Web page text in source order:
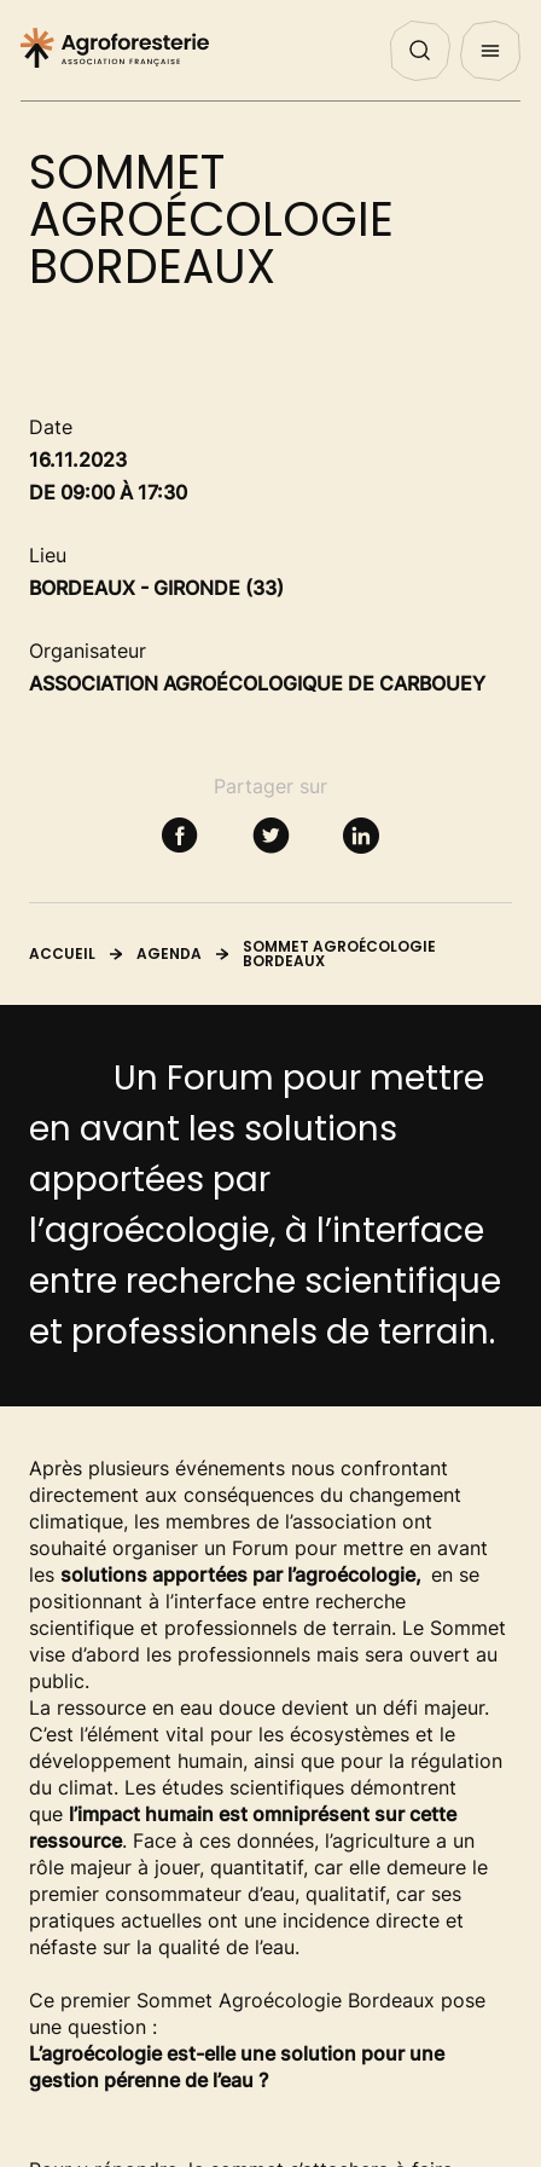
Nos Actualités English
QUI SOMMES NOUS ?
NOS ACTIONS
PROJETS
AGIR
SE FORMER
RESSOURCES
SOMMET
AGROÉCOLOGIE
BORDEAUX
Date
16.11.2023
DE 09:00 À 17:30
Lieu
BORDEAUX - GIRONDE (33)
Organisateur
ASSOCIATION AGROÉCOLOGIQUE DE CARBOUEY
Partager sur
ACCUEIL AGENDA SOMMET AGROÉCOLOGIE
BORDEAUX
Un Forum pour mettre
en avant les solutions
apportées par
l’agroécologie, à l’interface
entre recherche scientifique
et professionnels de terrain.
Après plusieurs événements nous confrontant
directement aux conséquences du changement
climatique, les membres de l’association ont
souhaité organiser un Forum pour mettre en avant
les solutions apportées par l’agroécologie, en se
positionnant à l’interface entre recherche
scientifique et professionnels de terrain. Le Sommet
vise d’abord les professionnels mais sera ouvert au
public.
La ressource en eau douce devient un défi majeur.
C’est l’élément vital pour les écosystèmes et le
développement humain, ainsi que pour la régulation
du climat. Les études scientifiques démontrent
que l’impact humain est omniprésent sur cette
ressource. Face à ces données, l’agriculture a un
rôle majeur à jouer, quantitatif, car elle demeure le
premier consommateur d’eau, qualitatif, car ses
pratiques actuelles ont une incidence directe et
néfaste sur la qualité de l’eau.
Ce premier Sommet Agroécologie Bordeaux pose
une question :
L’agroécologie est-elle une solution pour une
gestion pérenne de l’eau ?